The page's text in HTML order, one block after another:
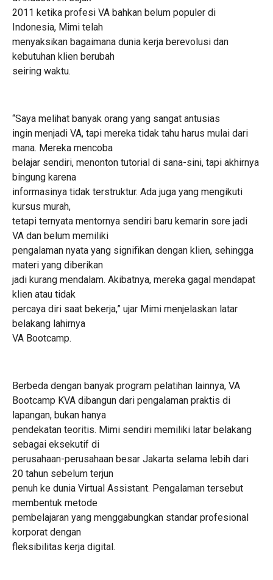
2011 ketika profesi VA bahkan belum populer di
Indonesia, Mimi telah
menyaksikan bagaimana dunia kerja berevolusi dan
kebutuhan klien berubah
seiring waktu.
“Saya melihat banyak orang yang sangat antusias
ingin menjadi VA, tapi mereka tidak tahu harus mulai dari
mana. Mereka mencoba
belajar sendiri, menonton tutorial di sana-sini, tapi akhirnya
bingung karena
informasinya tidak terstruktur. Ada juga yang mengikuti
kursus murah,
tetapi ternyata mentornya sendiri baru kemarin sore jadi
VA dan belum memiliki
pengalaman nyata yang signifikan dengan klien, sehingga
materi yang diberikan
jadi kurang mendalam. Akibatnya, mereka gagal mendapat
klien atau tidak
percaya diri saat bekerja,” ujar Mimi menjelaskan latar
belakang lahirnya
VA Bootcamp.
Berbeda dengan banyak program pelatihan lainnya, VA
Bootcamp KVA dibangun dari pengalaman praktis di
lapangan, bukan hanya
pendekatan teoritis. Mimi sendiri memiliki latar belakang
sebagai eksekutif di
perusahaan-perusahaan besar Jakarta selama lebih dari
20 tahun sebelum terjun
penuh ke dunia Virtual Assistant. Pengalaman tersebut
membentuk metode
pembelajaran yang menggabungkan standar profesional
korporat dengan
fleksibilitas kerja digital.